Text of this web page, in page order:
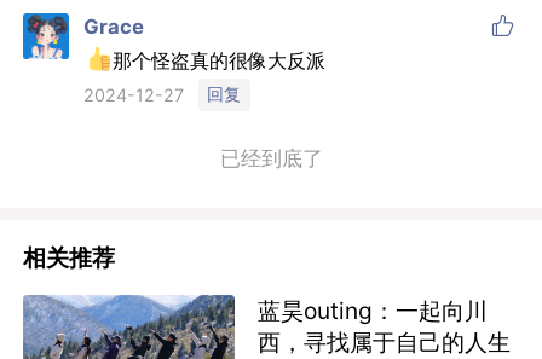
Grace 
那个怪盗真的很像大反派‍‍
2024-12-27 回复
已经到底了
相关推荐
蓝昊outing：一起向川
西，寻找属于自己的人生